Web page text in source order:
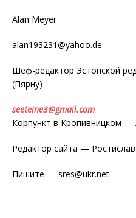
Alan Meyer
alan193231@yahoo.de
Шеф-редактор Эстонской
(Пярну)
seeteine3@gmail.com
Корпункт в Кропивницком —
Редактор сайта —
Пишите — sres@ukr.net